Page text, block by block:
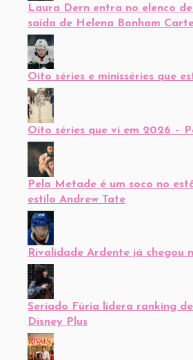
Laura Dern entra no elenco
saída de Helena Bonham
Oito séries e minisséries que
Oito séries que vi em 2026 –
Pela Metade é um soco no
estilo Andrew Tate
Rivalidade Ardente já chegou
Seriado Fúria lidera ranking
Disney Plus